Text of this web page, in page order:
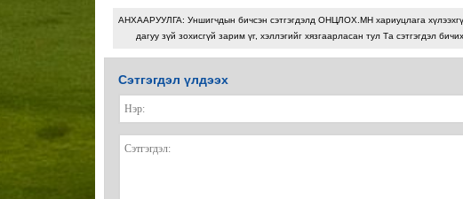
АНХААРУУЛГА: Уншигчдын бичсэн сэтгэгдэлд ОНЦЛОХ.МН хариуцлага
дагуу зүй зохисгүй зарим үг, хэллэгийг хязгаарласан тул Та сэтгэгдэл
Сэтгэгдэл үлдээх